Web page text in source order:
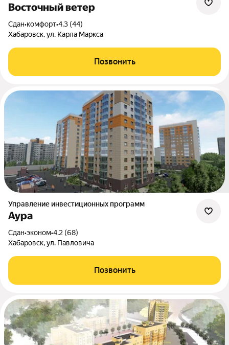
Восточный ветер
Сдан•комфорт•4.3 (44)
Хабаровск, ул. Карла Маркса
Позвонить
Управление инвестиционных программ
Аура
Сдан•эконом•4.2 (68)
Хабаровск, ул. Павловича
Позвонить